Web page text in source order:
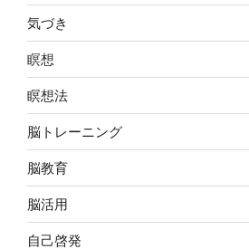
気づき
瞑想
瞑想法
脳トレーニング
脳教育
脳活用
自己啓発